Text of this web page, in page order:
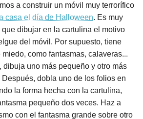
a construir un móvil muy terrorífico
casa el día de Halloween. Es muy
dibujar en la cartulina el motivo
del móvil. Por supuesto, tiene
como fantasmas, calaveras...
dibuja uno más pequeño y otro más
dobla uno de los folios en
la forma hecha con la cartulina,
pequeño dos veces. Haz a
con el fantasma grande sobre otro